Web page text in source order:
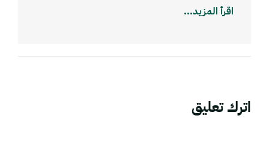
اقرأ المزيد...
اترك تعليق